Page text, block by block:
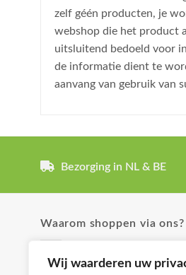
Wij waarderen uw
zelf géén producten, je
webshop die het product
uitsluitend bedoeld voor
de informatie dient te
aanvang van gebruik van
Bezorging in NL & BE
Waarom shoppen via ons?
✓ Uitgebreide product